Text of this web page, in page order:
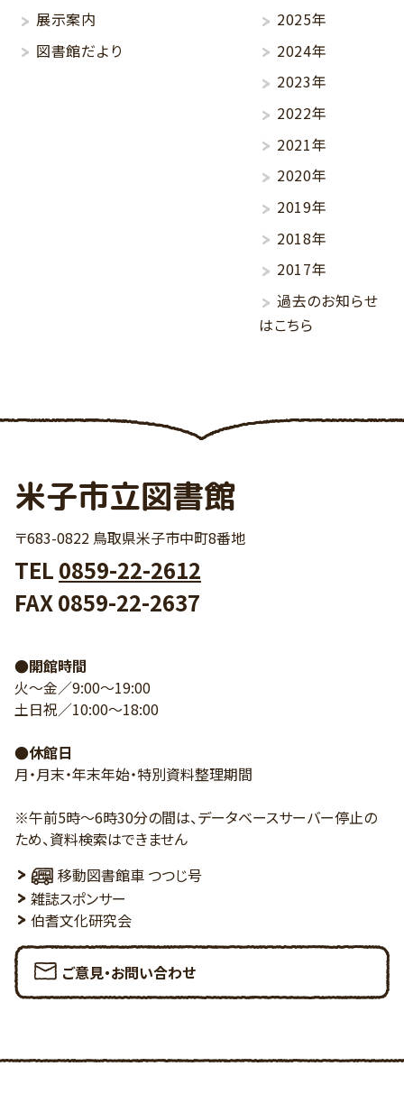
展示案内
図書館だより
2025年
2024年
2023年
2022年
2021年
2020年
2019年
2018年
2017年
過去のお知らせ
はこちら
米子市立図書館
〒683-0822 鳥取県米子市中町8番地
TEL 0859-22-2612
FAX 0859-22-2637
●開館時間
火～金／9:00～19:00
土日祝／10:00～18:00
●休館日
月・月末・年末年始・特別資料整理期間
※午前5時～6時30分の間は、データベースサーバー停止の
ため、資料検索はできません
移動図書館車 つつじ号
雑誌スポンサー
伯耆文化研究会
ご意見・お問い合わせ